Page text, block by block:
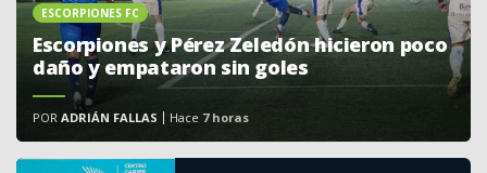
ESCORPIONES FC
Escorpiones y Pérez Zeledón hicieron poco
daño y empataron sin goles
Hace 7 horas
POR ADRIÁN FALLAS